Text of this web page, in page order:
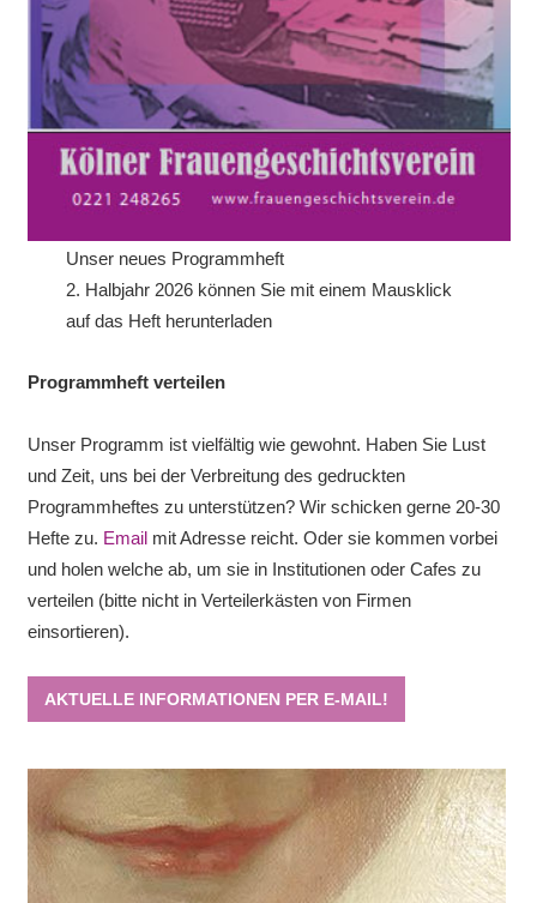
Unser neues Programmheft
2. Halbjahr 2026 können Sie mit einem Mausklick
auf das Heft herunterladen
Programmheft verteilen
Unser Programm ist vielfältig wie gewohnt. Haben Sie Lust
und Zeit, uns bei der Verbreitung des gedruckten
Programmheftes zu unterstützen? Wir schicken gerne 20-30
Hefte zu. Emailmit Adresse reicht. Oder sie kommen vorbei
und holen welche ab, um sie in Institutionen oder Cafes zu
verteilen (bitte nicht in Verteilerkästen von Firmen
einsortieren).
AKTUELLE INFORMATIONEN PER E-MAIL!